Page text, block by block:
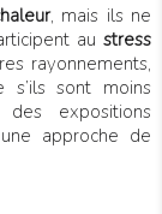
, mais ils ne
austress
rayonnements,
s’ils sont moins
expositions
approche de